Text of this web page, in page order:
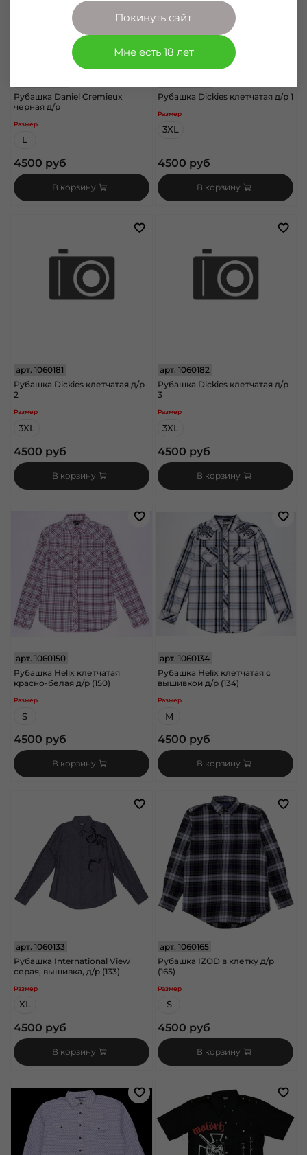
Рубашка Daniel Cremieux
черная д/р
Размер
L
4500 руб
В корзину
Рубашка Dickies клетчатая д/р 1
Размер
3XL
4500 руб
В корзину
арт. 1060181
Рубашка Dickies клетчатая д/р
2
Размер
3XL
4500 руб
В корзину
арт.1060182
Рубашка Dickies клетчатая д/р
3
Размер
3XL
4500 руб
В корзину
арт. 1060150
Рубашка Helix клетчатая
красно-белая д/р (150)
Размер
S
4500 руб
В корзину
арт.1060134
Рубашка Helix клетчатая с
вышивкой д/р (134)
Размер
M
4500 руб
В корзину
арт. 1060133
Рубашка International View
серая, вышивка, д/р (133)
Размер
XL
4500 руб
В корзину
арт.1060165
Рубашка IZOD в клетку д/р
(165)
Размер
S
4500 руб
В корзину
Покинуть сайт
Мне есть 18 лет